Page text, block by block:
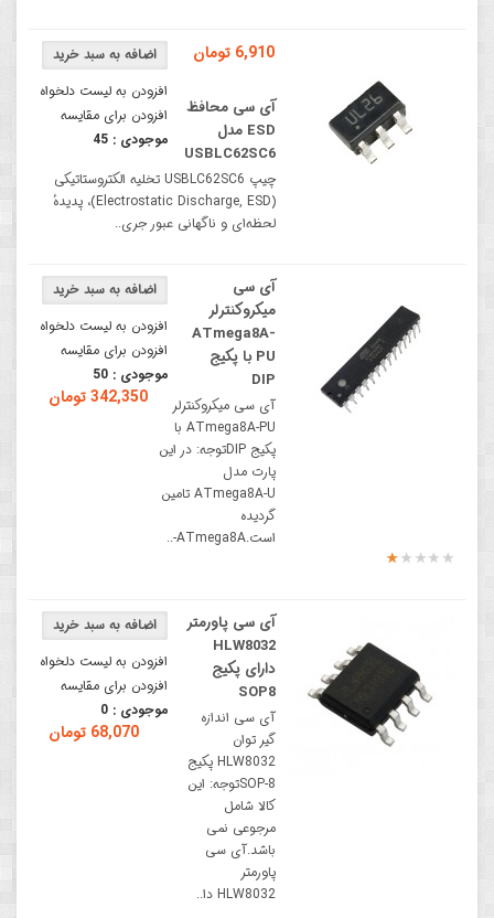
افزودن به لیست دلخواه
افزودن برای مقایسه
موجودی : 45
6,910 تومان
آی سی محافظ
ESD مدل
USBLC62SC6
چیپ USBLC62SC6 تخلیه الکتروستاتیکی
(Electrostatic Discharge, ESD)، پدیدهٔ
لحظه‌ای و ناگهانی عبور جری..
افزودن به لیست دلخواه
افزودن برای مقایسه
موجودی : 50
342,350 تومان
آی سی
میکروکنترلر
ATmega8A-
PU با پکیج
DIP
آی سی میکروکنترلر
ATmega8A-PU با
پکیج DIPتوجه: در این
پارت مدل
ATmega8A-U تامین
گردیده
است.ATmega8A-..
افزودن به لیست دلخواه
افزودن برای مقایسه
موجودی : 0
68,070 تومان
آی سی پاورمتر
HLW8032
دارای پکیج
SOP8
آی سی اندازه
گیر توان
HLW8032 پکیج
SOP-8توجه: این
کالا شامل
مرجوعی نمی
باشد.آی سی
پاورمتر
HLW8032 دا..